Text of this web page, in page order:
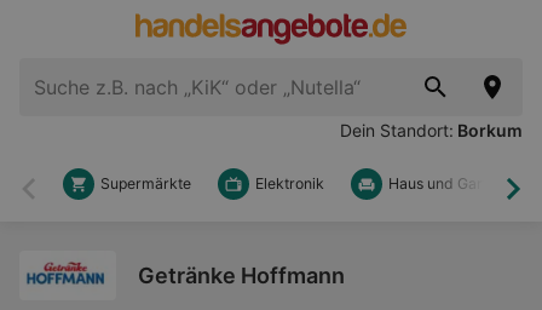
Dein Standort: Borkum
Zurück
Supermärkte Elektronik Haus und Garten
Getränke Hoffmann